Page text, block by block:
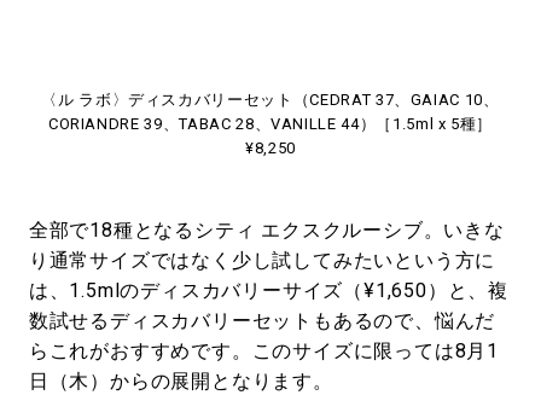
〈ル ラボ〉ディスカバリーセット（CEDRAT 37、GAIAC 10、
CORIANDRE 39、TABAC 28、VANILLE 44）［1.5ml x 5種］
¥8,250
全部で18種となるシティ エクスクルーシブ。いきな
り通常サイズではなく少し試してみたいという方に
は、1.5mlのディスカバリーサイズ（¥1,650）と、複
数試せるディスカバリーセットもあるので、悩んだ
らこれがおすすめです。このサイズに限っては8月1
日（木）からの展開となります。